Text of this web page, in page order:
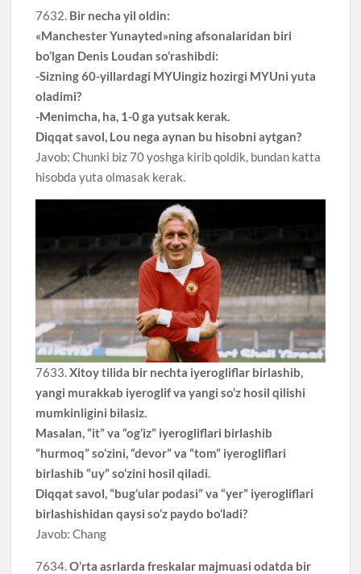
7632. Bir necha yil oldin:
«Manchester Yunayted»ning afsonalaridan biri
bo‘lgan Denis Loudan so‘rashibdi:
-Sizning 60-yillardagi MYUingiz hozirgi MYUni yuta
oladimi?
-Menimcha, ha, 1-0 ga yutsak kerak.
Diqqat savol, Lou nega aynan bu hisobni aytgan?
Javob: Chunki biz 70 yoshga kirib qoldik, bundan katta
hisobda yuta olmasak kerak.
7633.Xitoy tilida bir nechta iyerogliflar birlashib,
yangi murakkab iyeroglif va yangi so‘z hosil qilishi
mumkinligini bilasiz.
Masalan, “it” va “og‘iz” iyerogliflari birlashib
“hurmoq” so‘zini, “devor” va “tom” iyerogliflari
birlashib “uy” so‘zini hosil qiladi.
Diqqat savol, “bug‘ular podasi” va “yer” iyerogliflari
birlashishidan qaysi so‘z paydo bo‘ladi?
Javob: Chang
7634.O‘rta asrlarda freskalar majmuasi odatda bir